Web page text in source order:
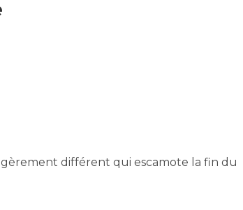
différent qui escamote la fin du